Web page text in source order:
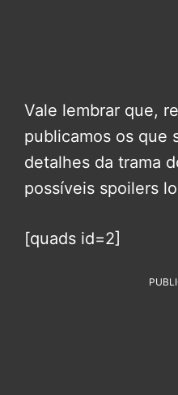
Vale lembrar que,
publicamos os que
detalhes da trama
possíveis spoilers
[quads id=2]